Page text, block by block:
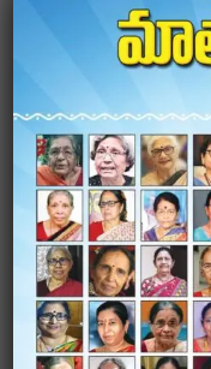
Your email address
fields are marked*
Comment*